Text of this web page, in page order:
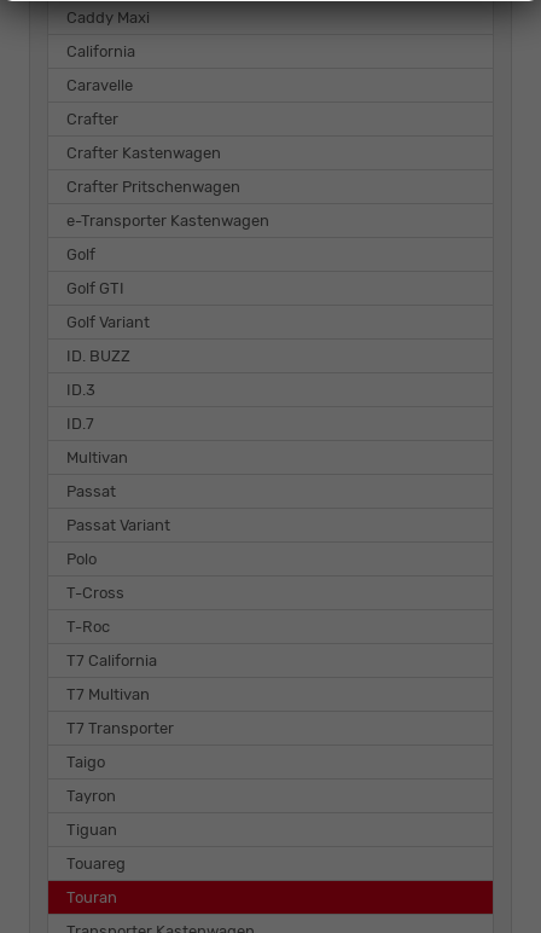
Caddy Maxi
California
Caravelle
Crafter
Crafter Kastenwagen
Crafter Pritschenwagen
e-Transporter Kastenwagen
Golf
Golf GTI
Golf Variant
ID. BUZZ
ID.3
ID.7
Multivan
Passat
Passat Variant
Polo
T-Cross
T-Roc
T7 California
T7 Multivan
T7 Transporter
Taigo
Tayron
Tiguan
Touareg
Touran